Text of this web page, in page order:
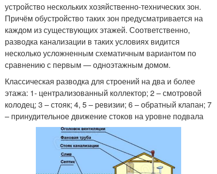
устройство нескольких хозяйственно-технических зон.
Причём обустройство таких зон предусматривается на
каждом из существующих этажей. Соответственно,
разводка канализации в таких условиях видится
несколько усложненным схематичным вариантом по
сравнению с первым — одноэтажным домом.
Классическая разводка для строений на два и более
этажа: 1- централизованный коллектор; 2 – смотровой
колодец; 3 – стояк; 4, 5 – ревизии; 6 – обратный клапан; 7
– принудительное движение стоков на уровне подвала